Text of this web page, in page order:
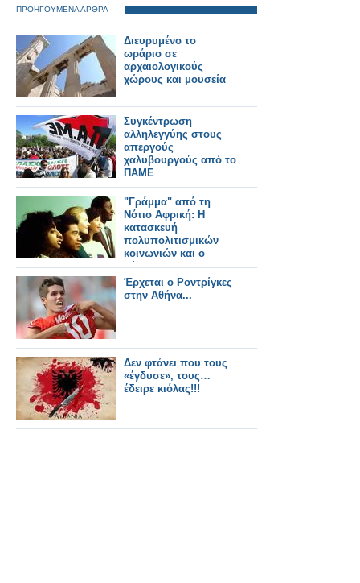
ΠΡΟΗΓΟΥΜΕΝΑ ΑΡΘΡΑ
Διευρυμένο το
ωράριο σε
αρχαιολογικούς
χώρους και μουσεία
Συγκέντρωση
αλληλεγγύης στους
απεργούς
χαλυβουργούς από το
ΠΑΜΕ
"Γράμμα" από τη
Νότιο Αφρική: Η
κατασκευή
πολυπολιτισμικών
κοινωνιών και ο
μύθος της
«διαφορετικότητας»
Έρχεται ο Ροντρίγκες
στην Αθήνα...
Δεν φτάνει που τους
«έγδυσε», τους…
έδειρε κιόλας!!!